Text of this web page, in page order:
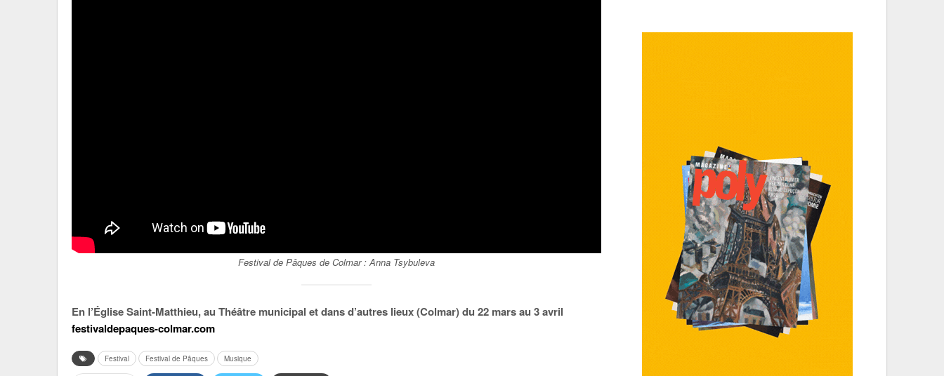
Festival de Pâques de Colmar : Anna Tsybuleva
En l’Église Saint-Matthieu, au Théâtre municipal et dans d’autres lieux (Colmar) du 22 mars au 3 avril
festivaldepaques-colmar.com
Festival Festival de Pâques Musique